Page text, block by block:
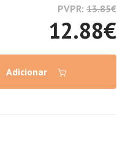
PVPR: 13.85€
12.88€
Adicionar